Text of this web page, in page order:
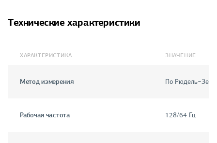
Технические характеристики
ХАРАКТЕРИСТИКА ЗНАЧЕНИЕ
Метод измерения По
Рабочая частота 128/64 Гц